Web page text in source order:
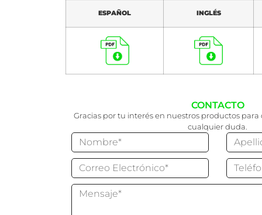
ESPAÑOL INGLÉS
CONTACTO
Gracias por tu interés en nuestros productos para
cualquier duda.